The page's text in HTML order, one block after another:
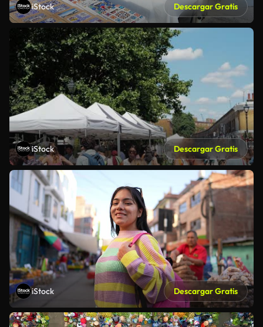
iStock Descargar Gratis
iStock Descargar Gratis
iStock Descargar Gratis